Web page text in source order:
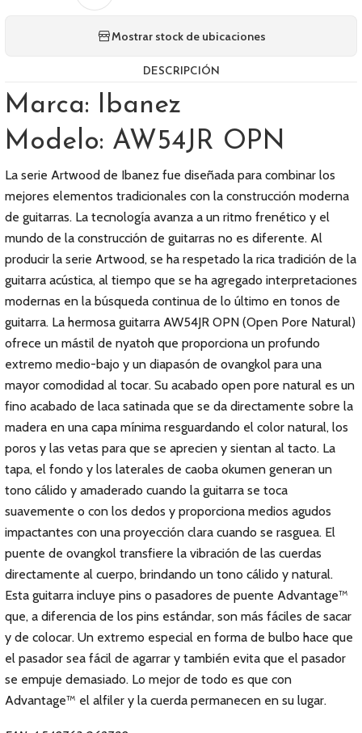
Mostrar stock de ubicaciones
DESCRIPCIÓN
Marca: Ibanez
Modelo: AW54JR OPN
La serie Artwood de Ibanez fue diseñada para combinar los
mejores elementos tradicionales con la construcción moderna
de guitarras. La tecnología avanza a un ritmo frenético y el
mundo de la construcción de guitarras no es diferente. Al
producir la serie Artwood, se ha respetado la rica tradición de la
guitarra acústica, al tiempo que se ha agregado interpretaciones
modernas en la búsqueda continua de lo último en tonos de
guitarra. La hermosa guitarra AW54JR OPN (Open Pore Natural)
ofrece un mástil de nyatoh que proporciona un profundo
extremo medio-bajo y un diapasón de ovangkol para una
mayor comodidad al tocar. Su acabado open pore natural es un
fino acabado de laca satinada que se da directamente sobre la
madera en una capa mínima resguardando el color natural, los
poros y las vetas para que se aprecien y sientan al tacto. La
tapa, el fondo y los laterales de caoba okumen generan un
tono cálido y amaderado cuando la guitarra se toca
suavemente o con los dedos y proporciona medios agudos
impactantes con una proyección clara cuando se rasguea. El
puente de ovangkol transfiere la vibración de las cuerdas
directamente al cuerpo, brindando un tono cálido y natural.
Esta guitarra incluye pins o pasadores de puente Advantage™
que, a diferencia de los pins estándar, son más fáciles de sacar
y de colocar. Un extremo especial en forma de bulbo hace que
el pasador sea fácil de agarrar y también evita que el pasador
se empuje demasiado. Lo mejor de todo es que con
Advantage™ el alfiler y la cuerda permanecen en su lugar.